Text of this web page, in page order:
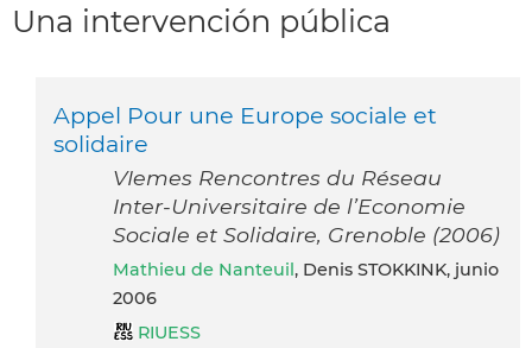
Una intervención pública
Appel Pour une Europe sociale et
solidaire
VIemes Rencontres du Réseau
Inter-Universitaire de l’Economie
Sociale et Solidaire, Grenoble (2006)
Mathieu de Nanteuil, Denis STOKKINK, junio
2006
RIUESS